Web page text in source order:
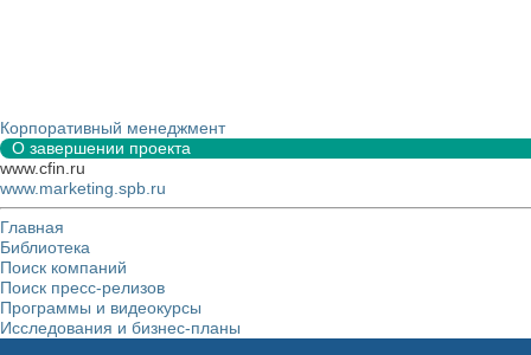
Корпоративный менеджмент
О завершении проекта
www.cfin.ru
www.marketing.spb.ru
Главная
Библиотека
Поиск компаний
Поиск пресс-релизов
Программы и видеокурсы
Исследования и бизнес-планы